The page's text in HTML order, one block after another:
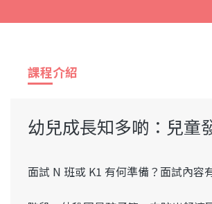
課程介紹
幼兒成長知多啲：兒童
面試 N 班或 K1 有何準備？面試內容